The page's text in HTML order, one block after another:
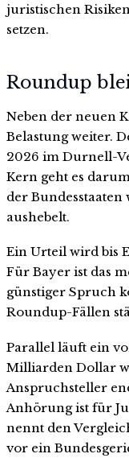
juristischen
setzen.
Roundup
Neben der neuen
Belastung weiter.
2026 im Durnell-
Kern geht es
der
aushebelt.
Ein Urteil wird bis
Für Bayer ist das
günstiger Spruch
Roundup-Fällen
Parallel läuft ein
Milliarden Dollar
Anspruchsteller
Anhörung ist für
nennt den
vor ein